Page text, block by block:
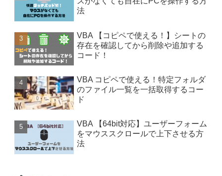
法
VBA 【コピペで使える！】シートの
存在を確認してから削除や追加する
コード！
VBA コピペで使える！特定フォルダ
のファイル一覧を一括取得するコー
ド
VBA 【64bit対応】ユーザーフォーム
をマウススクロールで上下させる方
法